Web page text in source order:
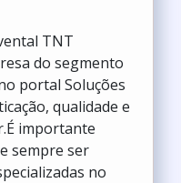
TNT
do segmento
portal Soluções
qualidade e
importante
sempre ser
no